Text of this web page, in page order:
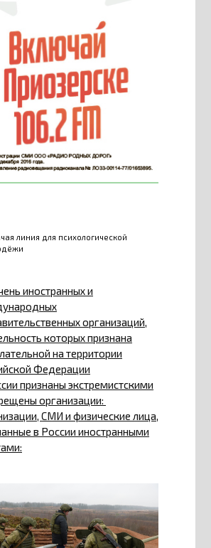
линия для психологической
иностранных и
организаций,
которых признана
на территории
Федерации
признаны экстремистскими
организации:
СМИ и физические лица,
в России иностранными